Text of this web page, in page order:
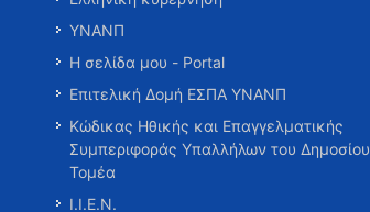
ΥΝΑΝΠ
Η σελίδα μου - Portal
Επιτελική Δομή ΕΣΠΑ ΥΝΑΝΠ
Κώδικας Ηθικής και Επαγγελματικής
Συμπεριφοράς Υπαλλήλων του Δημοσίου
Τομέα
Ι.Ι.Ε.Ν.